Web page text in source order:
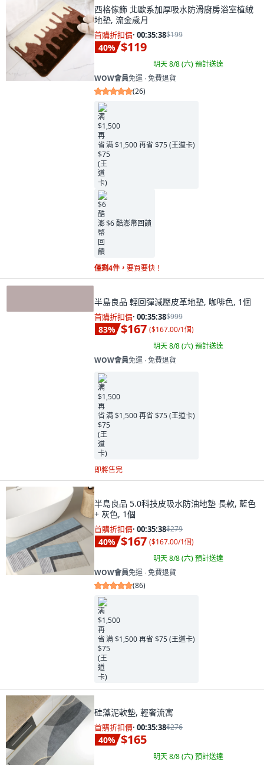
西格傢飾 北歐系加厚吸水防滑廚房浴室植絨
地墊, 流金歲月
首購折扣價· 00:35:37$199
40% $119
明天 8/8 (六)預計送達
WOW會員免運 ∙ 免費退貨
(26)
满 $1,500 再省 $75 (王道卡)
$6 酷澎幣回饋
僅剩4件， 要買要快！
半島良品 輕回彈減壓皮革地墊, 咖啡色, 1個
首購折扣價· 00:35:37$999
83% $167 ($167.00/1個)
明天 8/8 (六)預計送達
WOW會員免運 ∙ 免費退貨
满 $1,500 再省 $75 (王道卡)
即將售完
半島良品 5.0科技皮吸水防油地墊 長款, 藍色
+ 灰色, 1個
首購折扣價· 00:35:37$279
40% $167 ($167.00/1個)
明天 8/8 (六)預計送達
WOW會員免運 ∙ 免費退貨
(86)
满 $1,500 再省 $75 (王道卡)
硅藻泥軟墊, 輕奢流寓
首購折扣價· 00:35:37$276
40% $165
明天 8/8 (六)預計送達